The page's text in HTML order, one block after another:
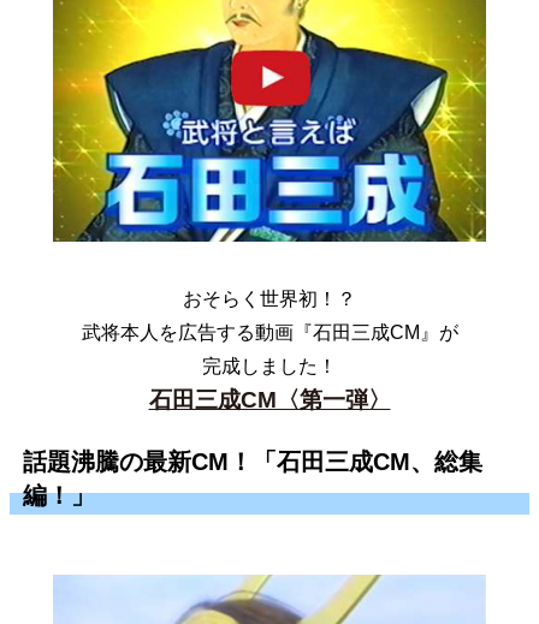
おそらく世界初！？
武将本人を広告する動画『石田三成CM』が
完成しました！
石田三成CM〈第一弾〉
話題沸騰の最新CM！「石田三成CM、総集
編！」